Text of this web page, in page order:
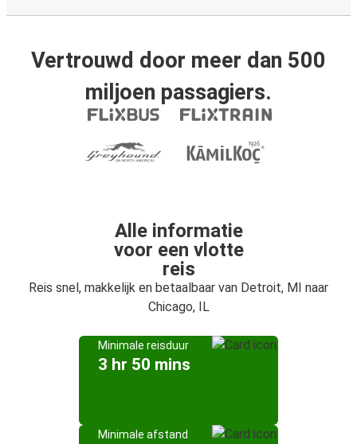
Vertrouwd door meer dan 500
miljoen passagiers.
Alle informatie
voor een vlotte
reis
Reis snel, makkelijk en betaalbaar van Detroit, MI naar
Chicago, IL
Minimale reisduur
3 hr 50 mins
Minimale afstand